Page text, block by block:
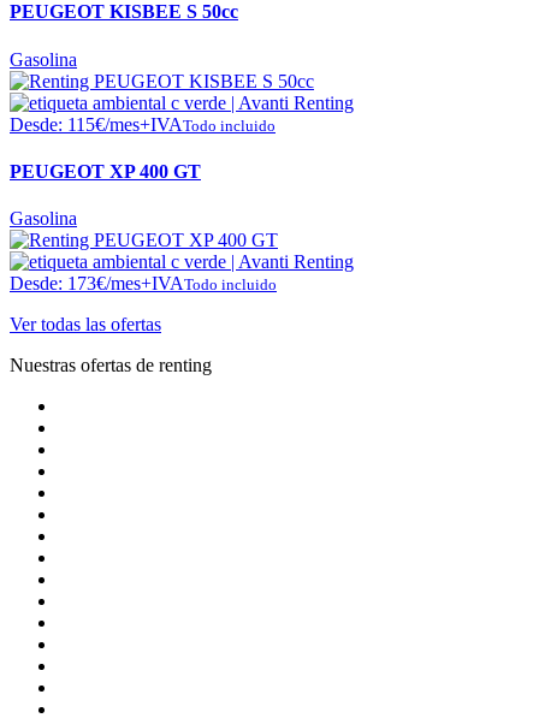
PEUGEOT KISBEE S 50cc
Gasolina
Desde: 115€/mes+IVATodo incluido
PEUGEOT XP 400 GT
Gasolina
Desde: 173€/mes+IVATodo incluido
Ver todas las ofertas
Nuestras ofertas de renting